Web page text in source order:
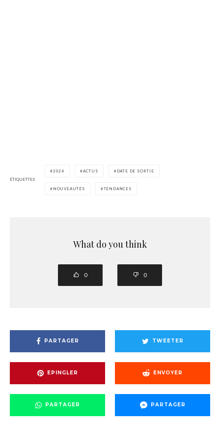
ÉTIQUETTES
2024 ACTUS DATE DE SORTIE
NOUVEAUTÉS TENDANCES
What do you think
0 0
PARTAGER TWEETER
EPINGLER ENVOYER
PARTAGER PARTAGER